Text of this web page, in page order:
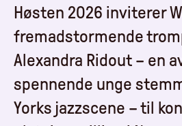
Høsten 2026 inviterer
fremadstormende
Alexandra Ridout – en
spennende unge
Yorks jazzscene – til